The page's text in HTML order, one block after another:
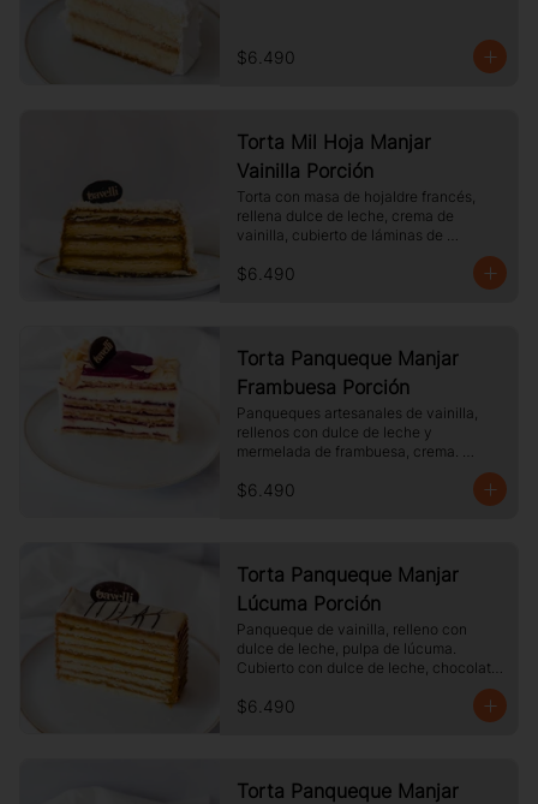
$6.490
Torta Mil Hoja Manjar
Vainilla Porción
Torta con masa de hojaldre francés,
rellena dulce de leche, crema de
vainilla, cubierto de láminas de
$6.490
Torta Panqueque Manjar
Frambuesa Porción
Panqueques artesanales de vainilla,
rellenos con dulce de leche y
mermelada de frambuesa, crema.
almendras laminadas tostadas.
$6.490
Torta Panqueque Manjar
Lúcuma Porción
Panqueque de vainilla, relleno con
dulce de leche, pulpa de lúcuma.
Cubierto con dulce de leche, chocolate
$6.490
Torta Panqueque Manjar